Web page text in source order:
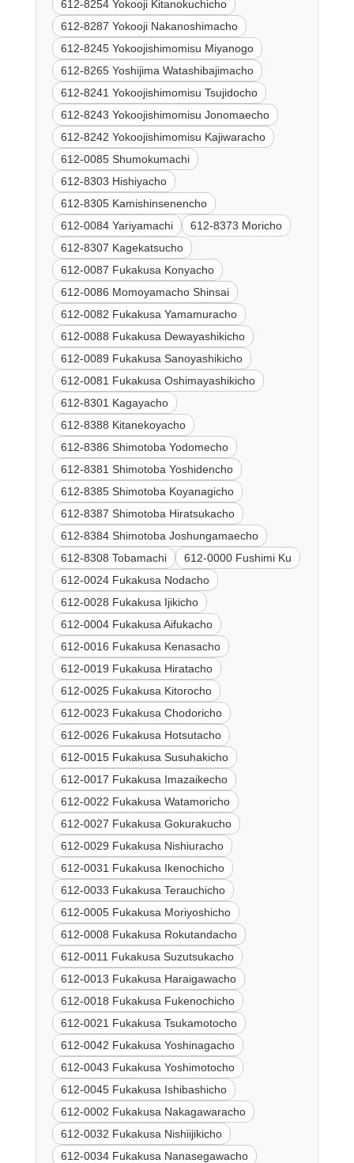
612-8254 Yokooji Kitanokuchicho
612-8287 Yokooji Nakanoshimacho
612-8245 Yokoojishimomisu Miyanogo
612-8265 Yoshijima Watashibajimacho
612-8241 Yokoojishimomisu Tsujidocho
612-8243 Yokoojishimomisu Jonomaecho
612-8242 Yokoojishimomisu Kajiwaracho
612-0085 Shumokumachi
612-8303 Hishiyacho
612-8305 Kamishinsenencho
612-0084 Yariyamachi
612-8373 Moricho
612-8307 Kagekatsucho
612-0087 Fukakusa Konyacho
612-0086 Momoyamacho Shinsai
612-0082 Fukakusa Yamamuracho
612-0088 Fukakusa Dewayashikicho
612-0089 Fukakusa Sanoyashikicho
612-0081 Fukakusa Oshimayashikicho
612-8301 Kagayacho
612-8388 Kitanekoyacho
612-8386 Shimotoba Yodomecho
612-8381 Shimotoba Yoshidencho
612-8385 Shimotoba Koyanagicho
612-8387 Shimotoba Hiratsukacho
612-8384 Shimotoba Joshungamaecho
612-8308 Tobamachi
612-0000 Fushimi Ku
612-0024 Fukakusa Nodacho
612-0028 Fukakusa Ijikicho
612-0004 Fukakusa Aifukacho
612-0016 Fukakusa Kenasacho
612-0019 Fukakusa Hiratacho
612-0025 Fukakusa Kitorocho
612-0023 Fukakusa Chodoricho
612-0026 Fukakusa Hotsutacho
612-0015 Fukakusa Susuhakicho
612-0017 Fukakusa Imazaikecho
612-0022 Fukakusa Watamoricho
612-0027 Fukakusa Gokurakucho
612-0029 Fukakusa Nishiuracho
612-0031 Fukakusa Ikenochicho
612-0033 Fukakusa Terauchicho
612-0005 Fukakusa Moriyoshicho
612-0008 Fukakusa Rokutandacho
612-0011 Fukakusa Suzutsukacho
612-0013 Fukakusa Haraigawacho
612-0018 Fukakusa Fukenochicho
612-0021 Fukakusa Tsukamotocho
612-0042 Fukakusa Yoshinagacho
612-0043 Fukakusa Yoshimotocho
612-0045 Fukakusa Ishibashicho
612-0002 Fukakusa Nakagawaracho
612-0032 Fukakusa Nishiijikicho
612-0034 Fukakusa Nanasegawacho